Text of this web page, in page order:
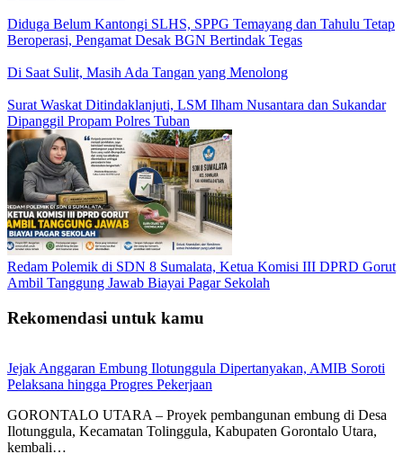
Diduga Belum Kantongi SLHS, SPPG Temayang dan Tahulu Tetap
Beroperasi, Pengamat Desak BGN Bertindak Tegas
Di Saat Sulit, Masih Ada Tangan yang Menolong
Surat Waskat Ditindaklanjuti, LSM Ilham Nusantara dan Sukandar
Dipanggil Propam Polres Tuban
Redam Polemik di SDN 8 Sumalata, Ketua Komisi III DPRD Gorut
Ambil Tanggung Jawab Biayai Pagar Sekolah
Rekomendasi untuk kamu
Jejak Anggaran Embung Ilotunggula Dipertanyakan, AMIB Soroti
Pelaksana hingga Progres Pekerjaan
GORONTALO UTARA – Proyek pembangunan embung di Desa
Ilotunggula, Kecamatan Tolinggula, Kabupaten Gorontalo Utara,
kembali…